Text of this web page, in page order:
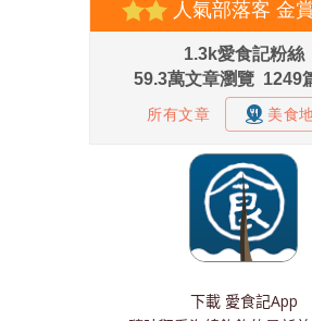
下載 愛食記App